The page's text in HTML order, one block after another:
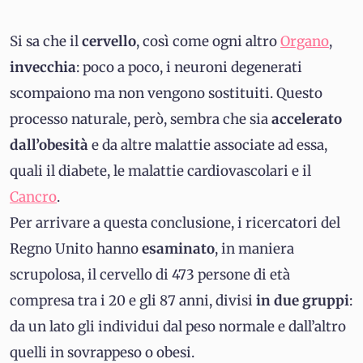
Si sa che ilcervello, così come ogni altroOrgano,
invecchia: poco a poco, i neuroni degenerati
scompaiono ma non vengono sostituiti. Questo
processo naturale, però, sembra che siaaccelerato
dall’obesitàe da altre malattie associate ad essa,
quali il diabete, le malattie cardiovascolari e il
Cancro.
Per arrivare a questa conclusione, i ricercatori del
Regno Unito hannoesaminato, in maniera
scrupolosa, il cervello di 473 persone di età
compresa tra i 20 e gli 87 anni, divisi in due gruppi:
da un lato gli individui dal peso normale e dall’altro
quelli in sovrappeso o obesi.